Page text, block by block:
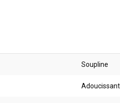
Soupline
Adoucissant